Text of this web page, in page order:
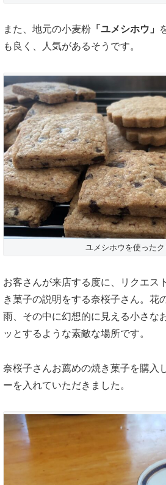
また、地元の小麦粉 「ユメシホウ」
も良く、人気があるそうです。
ユメシホウを使った
お客さんが来店する度に、リクエス
き菓子の説明をする奈桜子さん。花
雨、その中に幻想的に見える小さな
ッとするような素敵な場所です。
奈桜子さんお薦めの焼き菓子を購入
ーを入れていただきました。